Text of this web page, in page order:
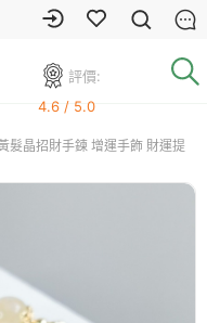
評價:
4.6 / 5.0
髮晶招財手鍊 增運手飾 財運提